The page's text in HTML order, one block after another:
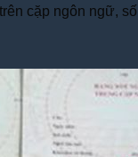
cặp ngôn ngữ,